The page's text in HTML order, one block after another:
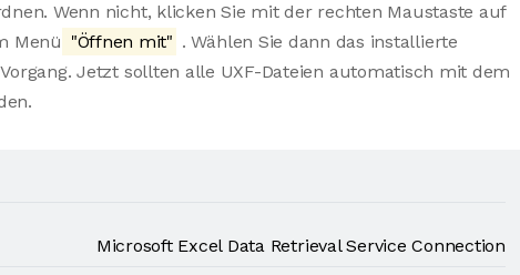
Wenn nicht, klicken Sie mit der rechten Maustaste auf
Menü "Öffnen mit" . Wählen Sie dann das installierte
Jetzt sollten alle UXF-Dateien automatisch mit dem
Microsoft Excel Data Retrieval Service Connection